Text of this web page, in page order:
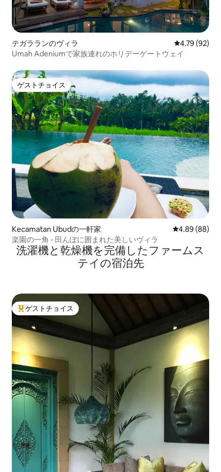
テガラランのヴィラ レビュー92
4.79 (92)
Umah Adeniumで家族連れのホリデーゲートウェイ
ゲストチョイス
ゲストチョイス
Kecamatan Ubudの一軒家 レビュー88件
4.89 (88)
楽園の一角 - 田んぼに囲まれた美しいヴィラ
洗濯機と乾燥機を完備したファームス
テイの宿泊先
大好評のゲストチョイスです。
ゲストチョイス